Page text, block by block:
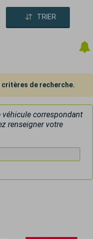
TRIER
critères de recherche.
véhicule correspondant
renseigner votre